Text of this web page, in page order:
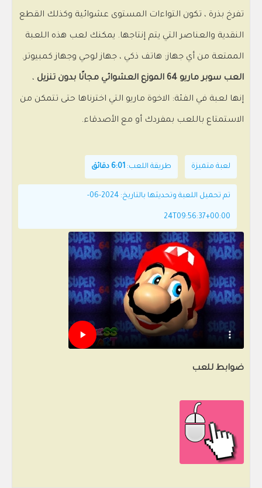
تفرخ بذرة ، تكون التواءات المستوى عشوائية وكذلك القطع
النقدية والعناصر التي يتم إنتاجها. يمكنك لعب هذه اللعبة
الممتعة من أي جهاز: هاتف ذكي ، جهاز لوحي وجهاز كمبيوتر.
العب سوبر ماريو 64 الموزع العشوائي مجانًا بدون تنزيل ،
إنها لعبة في الفئة: الاخوة ماريو التي اخترناها حتى تتمكن من
الاستمتاع باللعب بمفردك أو مع الأصدقاء.
لعبة متميزة طريقة اللعب: 6:01 دقائق
تم تحميل اللعبة وتحديثها بالتاريخ: 2024-06-
24T09:56:37+00:00
ضوابط للعب